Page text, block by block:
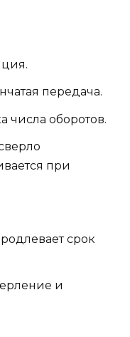
передача.
числа оборотов.
при
срок
и